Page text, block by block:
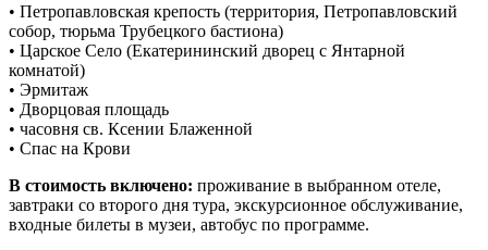
• Петропавловская крепость (территория, Петропавловский
собор, тюрьма Трубецкого бастиона)
• Царское Село (Екатерининский дворец с Янтарной
комнатой)
• Эрмитаж
• Дворцовая площадь
• часовня св. Ксении Блаженной
• Спас на Крови
В стоимость включено: проживание в выбранном отеле,
завтраки со второго дня тура, экскурсионное обслуживание,
входные билеты в музеи, автобус по программе.